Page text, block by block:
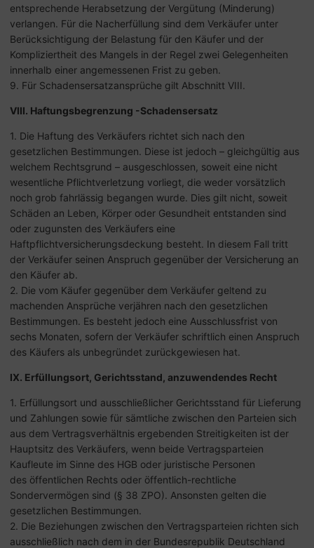
entsprechende Herabsetzung der Vergütung (Minderung)
verlangen. Für die Nacherfüllung sind dem Verkäufer unter
Berücksichtigung der Belastung für den Käufer und der
Kompliziertheit des Mangels in der Regel zwei Gelegenheiten
innerhalb einer angemessenen Frist zu geben.
9. Für Schadensersatzansprüche gilt Abschnitt VIII.
VIII. Haftungsbegrenzung -Schadensersatz
1. Die Haftung des Verkäufers richtet sich nach den
gesetzlichen Bestimmungen. Diese ist jedoch – gleichgültig aus
welchem Rechtsgrund – ausgeschlossen, soweit eine nicht
wesentliche Pflichtverletzung vorliegt, die weder vorsätzlich
noch grob fahrlässig begangen wurde. Dies gilt nicht, soweit
Schäden an Leben, Körper oder Gesundheit entstanden sind
oder zugunsten des Verkäufers eine
Haftpflichtversicherungsdeckung besteht. In diesem Fall tritt
der Verkäufer seinen Anspruch gegenüber der Versicherung an
den Käufer ab.
2. Die vom Käufer gegenüber dem Verkäufer geltend zu
machenden Ansprüche verjähren nach den gesetzlichen
Bestimmungen. Es besteht jedoch eine Ausschlussfrist von
sechs Monaten, sofern der Verkäufer schriftlich einen Anspruch
des Käufers als unbegründet zurückgewiesen hat.
IX. Erfüllungsort, Gerichtsstand, anzuwendendes Recht
1. Erfüllungsort und ausschließlicher Gerichtsstand für Lieferung
und Zahlungen sowie für sämtliche zwischen den Parteien sich
aus dem Vertragsverhältnis ergebenden Streitigkeiten ist der
Hauptsitz des Verkäufers, wenn beide Vertragsparteien
Kaufleute im Sinne des HGB oder juristische Personen
des öffentlichen Rechts oder öffentlich-rechtliche
Sondervermögen sind (§ 38 ZPO). Ansonsten gelten die
gesetzlichen Bestimmungen.
2. Die Beziehungen zwischen den Vertragsparteien richten sich
ausschließlich nach dem in der Bundesrepublik Deutschland